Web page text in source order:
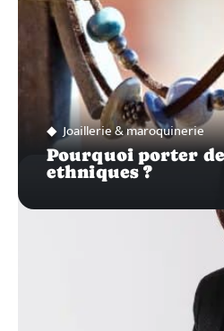
Joaillerie & maroquinerie
Pourquoi porter
ethniques ?